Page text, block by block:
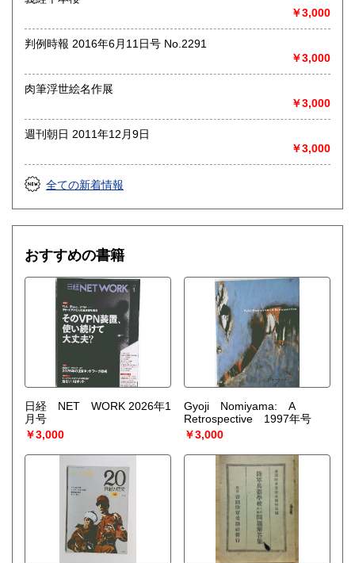
書籍の買取について
○出張買取は通常、東海圏のみ
※お売り頂ける本の量や質が見込める場合は関東〜近畿エリ
ア要相談
例
【大学の研究室の整理】
【遺品整理で古い紙モノや道具など価値の有無が分からない
ものがある】
【神社仏閣、蔵の整理、中国古典籍など査定にかなりの専門
知識を要する】
場合などお気軽にご相談ください。
-------------------------------------------
買取専用ダイヤル
050-3698-2626
-------------------------------------------
◎宅配買取◎
○30点より宅配送料無料
○梱包用ダンボールの無料送付可能
○買取金額の概算が知りたい方は、事前査定のサービスもぜひ
ご活用下さい。
宅配買取送付先
----------------------------------------
501-0224
岐阜県瑞穂市稲里197-1
古本倶楽部 宅配買取受付係
----------------------------------------
取り扱い分野
￥3,000
判例時報 2016年6月11日号 No.2291
￥3,000
肉筆浮世絵名作展
￥3,000
週刊朝日 2011年12月9日
￥3,000
全ての新着情報
おすすめの書籍
日経 NET WORK 2026年1
月号
￥3,000
Gyoji Nomiyama: A
Retrospective 1997年号
￥3,000